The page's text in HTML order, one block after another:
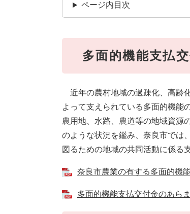
ページ内目次
多面的機能支払
近年の農村地域の過疎化、高齢
よって支えられている多面的機能
農用地、水路、農道等の地域資源
のような状況を鑑み、奈良市では
図るための地域の共同活動に係る
奈良市農業の有する多面的機
多面的機能支払交付金のあら